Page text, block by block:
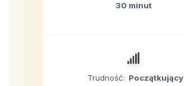
30 minut
Trudność: Początkujący